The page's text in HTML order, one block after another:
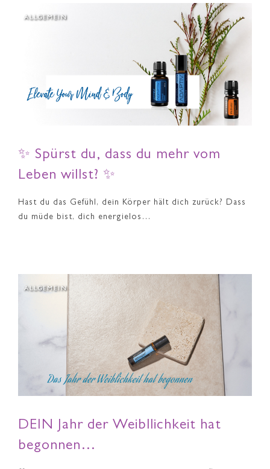
ALLGEMEIN
✨ Spürst du, dass du mehr vom
Leben willst? ✨
Hast du das Gefühl, dein Körper hält dich zurück? Dass
du müde bist, dich energielos…
ALLGEMEIN
DEIN Jahr der Weibllichkeit hat
begonnen…